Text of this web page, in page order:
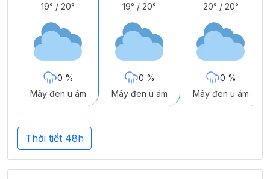
19° / 20°
0 %
Mây đen u ám
19° / 20°
0 %
Mây đen u ám
20° / 20°
0 %
Mây đen u ám
Thời tiết 48h